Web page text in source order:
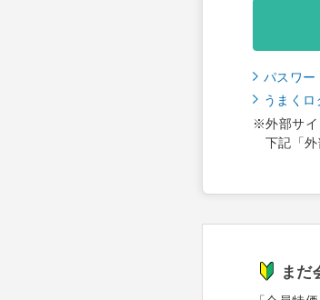
パスワー
うまく
※外部サイ
下記「
まだ